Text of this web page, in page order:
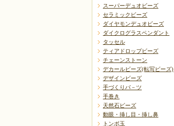
スーパーデュオビーズ
セラミックビーズ
ダイヤモンデュオビーズ
ダイクログラスペンダント
タッセル
ティアドロップビーズ
チェーンストーン
デカールビーズ(転写ビーズ)
デザインビーズ
手づくりパ－ツ
手巻き
天然石ビーズ
動眼・挿し目・挿し鼻
トンボ玉